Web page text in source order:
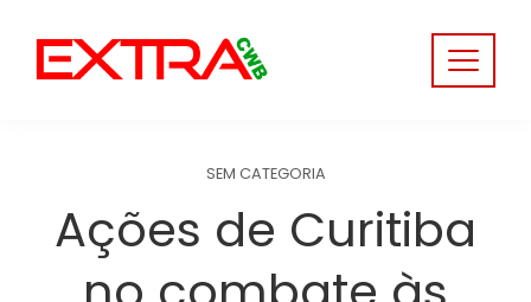
content
SEM CATEGORIA
Ações de Curitiba